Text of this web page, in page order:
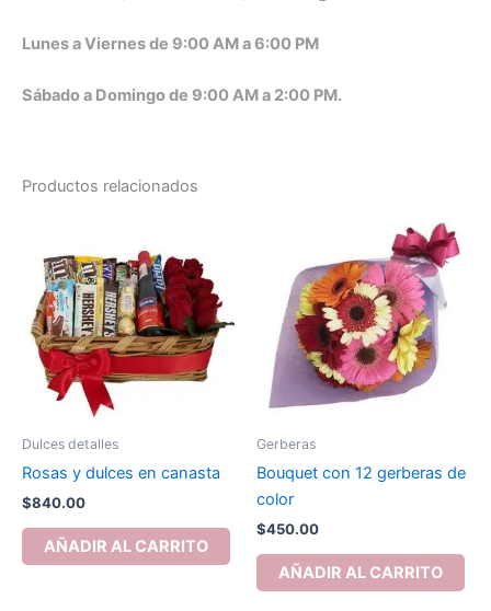
Lunes a Viernes de 9:00 AM a 6:00 PM
Sábado a Domingo de 9:00 AM a 2:00 PM.
Productos relacionados
Dulces detalles
Rosas y dulces en canasta
$840.00
AÑADIR AL CARRITO
Gerberas
Bouquet con 12 gerberas de
color
$450.00
AÑADIR AL CARRITO